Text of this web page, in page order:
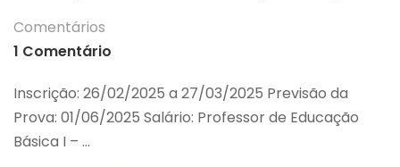
Comentários
1 Comentário
Inscrição: 26/02/2025 a 27/03/2025 Previsão da
Prova: 01/06/2025 Salário: Professor de Educação
Básica I – …